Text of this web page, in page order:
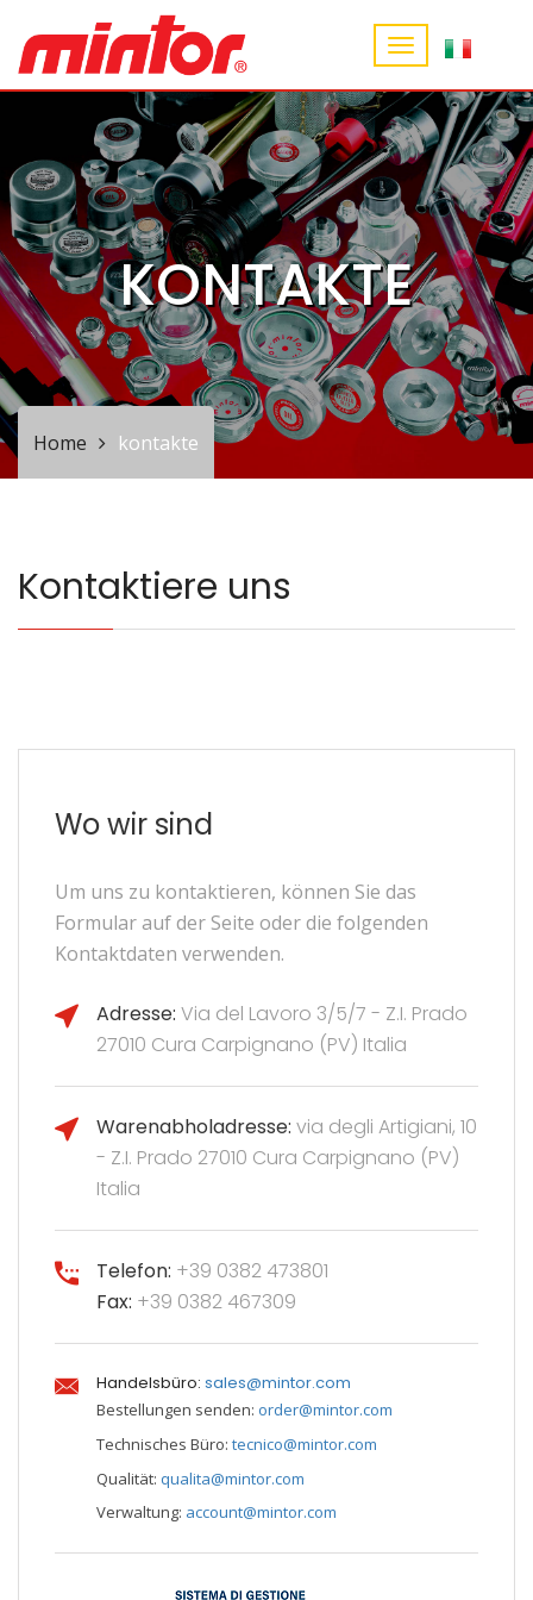
KONTAKTE
Home kontakte
Kontaktiere uns
Wo wir sind
Um uns zu kontaktieren, können Sie das
Formular auf der Seite oder die folgenden
Kontaktdaten verwenden.
Adresse: Via del Lavoro 3/5/7 - Z.I. Prado
27010 Cura Carpignano (PV) Italia
Warenabholadresse: via degli Artigiani, 10
- Z.I. Prado 27010 Cura Carpignano (PV)
Italia
Telefon: +39 0382 473801
Fax: +39 0382 467309
Handelsbüro: sales@mintor.com
Bestellungen senden: order@mintor.com
Technisches Büro: tecnico@mintor.com
Qualität: qualita@mintor.com
Verwaltung: account@mintor.com